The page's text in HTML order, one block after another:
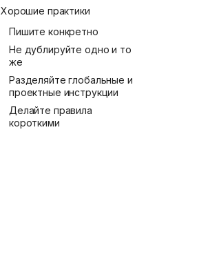
Хорошие практики
Пишите конкретно
Не дублируйте одно и то
же
Разделяйте глобальные и
проектные инструкции
Делайте правила
короткими